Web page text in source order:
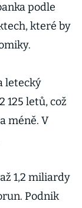
podle
které by
letecký
125 letů, což
méně. V
1,2 miliardy
Podnik